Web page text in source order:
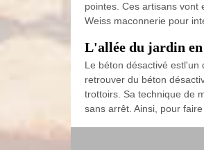
pointes. Ces artisans vont
Weiss maconnerie pour
L'allée du jardin en
Le béton désactivé estl'un
retrouver du béton
trottoirs. Sa technique de
sans arrêt. Ainsi, pour